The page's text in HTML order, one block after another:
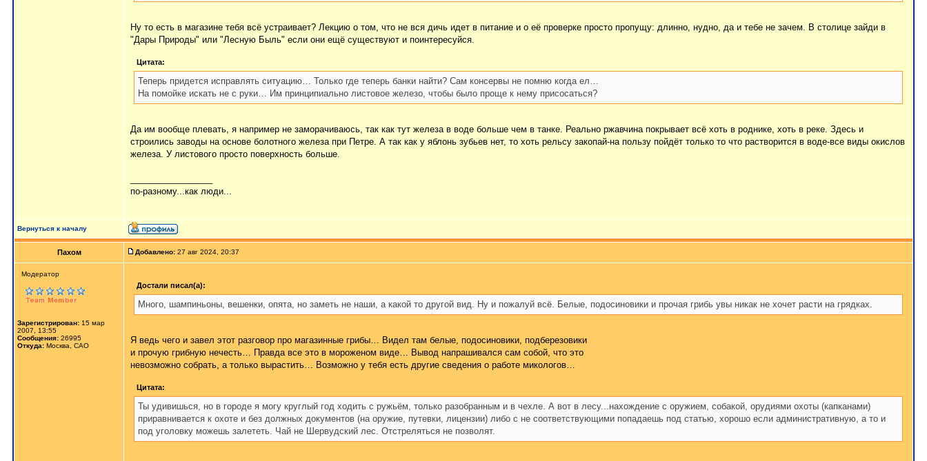
Ну то есть в магазине тебя всё устраивает? Лекцию о том, что не вся дичь идет в питание и о её проверке просто пропущу: длинно, нудно, да и тебе не зачем. В столице зайди в
"Дары Природы" или "Лесную Быль" если они ещё существуют и поинтересуйся.
Цитата:
Теперь придется исправлять ситуацию… Только где теперь банки найти? Сам консервы не помню когда ел…
На помойке искать не с руки… Им принципиально листовое железо, чтобы было проще к нему присосаться?
Да им вообще плевать, я например не заморачиваюсь, так как тут железа в воде больше чем в танке. Реально ржавчина покрывает всё хоть в роднике, хоть в реке. Здесь и
строились заводы на основе болотного железа при Петре. А так как у яблонь зубьев нет, то хоть рельсу закопай-на пользу пойдёт только то что растворится в воде-все виды окислов
железа. У листового просто поверхность больше.
по-разному...как люди...
Вернуться к началу
Пахом Добавлено: 27 авг 2024, 20:37
Мoдератор
Зарегистрирован: 15 мар
2007, 13:55
Сообщения: 26995
Откуда: Москва, САО
Достали писал(а):
Много, шампиньоны, вешенки, опята, но заметь не наши, а какой то другой вид. Ну и пожалуй всё. Белые, подосиновики и прочая грибь увы никак не хочет расти на грядках.
Я ведь чего и завел этот разговор про магазинные грибы… Видел там белые, подосиновики, подберезовики
и прочую грибную нечесть… Правда все это в мороженом виде… Вывод напрашивался сам собой, что это
невозможно собрать, а только вырастить… Возможно у тебя есть другие сведения о работе микологов…
Цитата:
Ты удивишься, но в городе я могу круглый год ходить с ружьём, только разобранным и в чехле. А вот в лесу...нахождение с оружием, собакой, орудиями охоты (капканами)
приравнивается к охоте и без должных документов (на оружие, путевки, лицензии) либо с не соответствующими попадаешь под статью, хорошо если административную, а то и
под уголовку можешь залететь. Чай не Шервудский лес. Отстреляться не позволят.